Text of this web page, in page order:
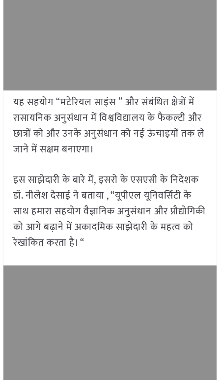
यह सहयोग “मटेरियल साइंस ” और संबंधित क्षेत्रों में
रासायनिक अनुसंधान में विश्वविद्यालय के फैकल्टी और
छात्रों को और उनके अनुसंधान को नई ऊंचाइयों तक ले
जाने में सक्षम बनाएगा।
इस साझेदारी के बारे में, इसरो के एसएसी के निदेशक
डॉ. नीलेश देसाई ने बताया , “यूपीएल यूनिवर्सिटी के
साथ हमारा सहयोग वैज्ञानिक अनुसंधान और प्रौद्योगिकी
को आगे बढ़ाने में अकादमिक साझेदारी के महत्व को
रेखांकित करता है। “